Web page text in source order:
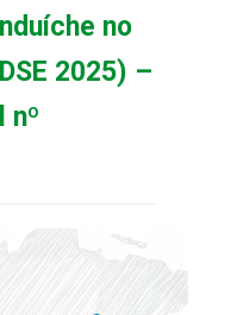
no
2025) –
nº